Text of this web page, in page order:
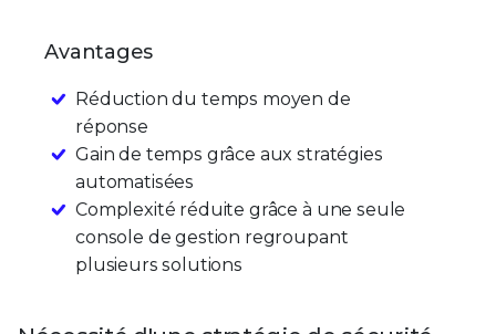
Avantages
Réduction du temps moyen de
réponse
Gain de temps grâce aux stratégies
automatisées
Complexité réduite grâce à une seule
console de gestion regroupant
plusieurs solutions